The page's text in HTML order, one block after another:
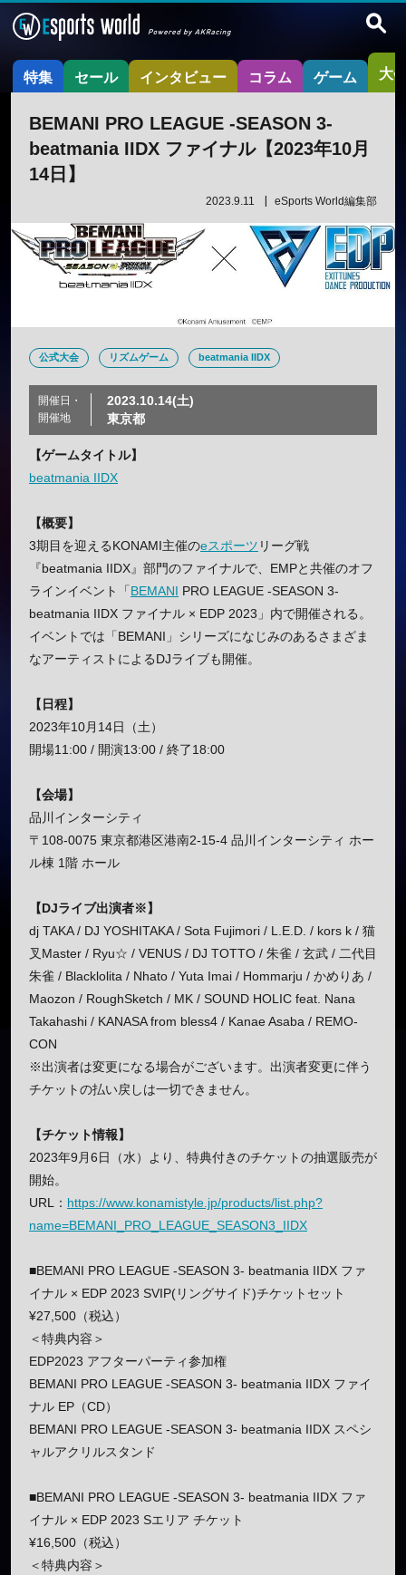
特集 セール インタビュー コラム ゲーム 大
BEMANI PRO LEAGUE -SEASON 3-
beatmania IIDX ファイナル【2023年10月
14日】
2023.9.11 eSports World編集部
公式大会 リズムゲーム beatmania IIDX
開催日・
開催地
2023.10.14(土)
東京都
【ゲームタイトル】
beatmania IIDX
【概要】
3期目を迎えるKONAMI主催のeスポーツ リーグ戦
『beatmania IIDX』部門のファイナルで、EMPと共催のオフ
ラインイベント「BEMANI PRO LEAGUE -SEASON 3-
beatmania IIDX ファイナル × EDP 2023」内で開催される。
イベントでは「BEMANI」シリーズになじみのあるさまざま
なアーティストによるDJライブも開催。
【日程】
2023年10月14日（土）
開場11:00 / 開演13:00 / 終了18:00
【会場】
品川インターシティ
〒108-0075 東京都港区港南2-15-4 品川インターシティ ホー
ル棟 1階 ホール
【DJライブ出演者※】
dj TAKA / DJ YOSHITAKA / Sota Fujimori / L.E.D. / kors k / 猫
叉Master / Ryu☆ / VENUS / DJ TOTTO / 朱雀 / 玄武 / 二代目
朱雀 / Blacklolita / Nhato / Yuta Imai / Hommarju / かめりあ /
Maozon / RoughSketch / MK / SOUND HOLIC feat. Nana
Takahashi / KANASA from bless4 / Kanae Asaba / REMO-
CON
※出演者は変更になる場合がございます。出演者変更に伴う
チケットの払い戻しは一切できません。
【チケット情報】
2023年9月6日（水）より、特典付きのチケットの抽選販売が
開始。
URL： https://www.konamistyle.jp/products/list.php?
name=BEMANI_PRO_LEAGUE_SEASON3_IIDX
■BEMANI PRO LEAGUE -SEASON 3- beatmania IIDX ファ
イナル × EDP 2023 SVIP(リングサイド)チケットセット
¥27,500（税込）
＜特典内容＞
EDP2023 アフターパーティ参加権
BEMANI PRO LEAGUE -SEASON 3- beatmania IIDX ファイ
ナル EP（CD）
BEMANI PRO LEAGUE -SEASON 3- beatmania IIDX スペシ
ャルアクリルスタンド
■BEMANI PRO LEAGUE -SEASON 3- beatmania IIDX ファ
イナル × EDP 2023 Sエリア チケット
¥16,500（税込）
＜特典内容＞